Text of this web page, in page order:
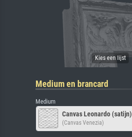
Medium en brancard
Medium
Canvas Leonardo (satijn)
(Canvas Venezia)